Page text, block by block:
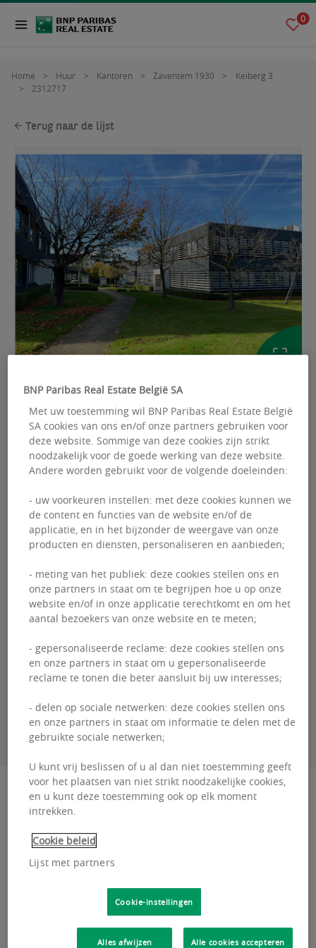
0
Home Huur Kantoren Zaventem 1930
Keiberg 3
2312717
Terug naar de lijst
Ref: 2312717
KANTOREN HUUR
Keiberg 3
Excelsiorlaan 3 - 1930 Zaventem
GuillaumeDEWAEL
+3226431035
CONTACTEER MIJ
Beschrijving
de Keiberg te Zaventem....
Locatie en transport
BNP Paribas Real Estate België SA
Met uw toestemming wil BNP Paribas Real Estate België
SA cookies van ons en/of onze partners gebruiken voor
deze website. Sommige van deze cookies zijn strikt
noodzakelijk voor de goede werking van deze website.
Andere worden gebruikt voor de volgende doeleinden:
- uw voorkeuren instellen: met deze cookies kunnen we
de content en functies van de website en/of de
applicatie, en in het bijzonder de weergave van onze
producten en diensten, personaliseren en aanbieden;
- meting van het publiek: deze cookies stellen ons en
onze partners in staat om te begrijpen hoe u op onze
website en/of in onze applicatie terechtkomt en om het
aantal bezoekers van onze website en te meten;
- gepersonaliseerde reclame: deze cookies stellen ons
en onze partners in staat om u gepersonaliseerde
reclame te tonen die beter aansluit bij uw interesses;
- delen op sociale netwerken: deze cookies stellen ons
en onze partners in staat om informatie te delen met de
gebruikte sociale netwerken;
U kunt vrij beslissen of u al dan niet toestemming geeft
voor het plaatsen van niet strikt noodzakelijke cookies,
en u kunt deze toestemming ook op elk moment
intrekken.
Cookie beleid
Lijst met partners
Cookie-instellingen
Alles afwijzen Alle cookies accepteren